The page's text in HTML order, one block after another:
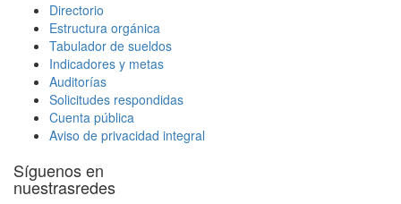
Directorio
Estructura orgánica
Tabulador de sueldos
Indicadores y metas
Auditorías
Solicitudes respondidas
Cuenta pública
Aviso de privacidad integral
Síguenos en
nuestrasredes